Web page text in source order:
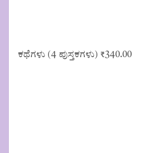
ಕಥೆಗಳು (4 ಪುಸ್ತಕಗಳು) ₹340.00